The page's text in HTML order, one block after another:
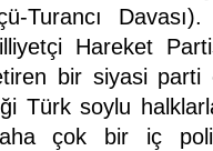
Turancı
Hareket
bir siyasi
Türk soylu
çok bir iç